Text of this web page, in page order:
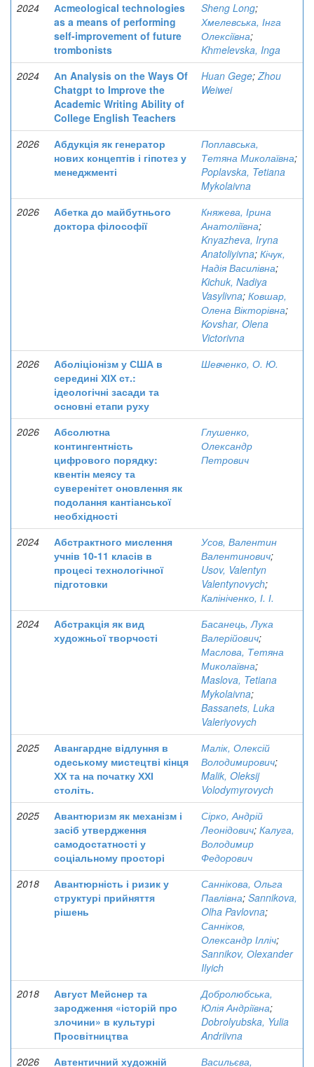
2024
Аcmeological technologies
as a means of performing
self-improvement of future
trombonists
Sheng Long;
Хмелевська, Інга
Олексіївна;
Khmelevska, Inga
2024
Аn Analysis on the Ways Of
Chatgpt to Improve the
Academic Writing Ability of
College English Teachers
Huan Gege;Zhou
Weiwei
2026
Абдукція як генератор
нових концептів і гіпотез у
менеджменті
Поплавська,
Тетяна Миколаївна;
Poplavska, Tetiana
Mykolaivna
2026
Абетка до майбутнього
доктора філософії
Княжева, Ірина
Анатоліївна;
Knyazheva, Iryna
Anatoliyivna; Кічук,
Надія Василівна;
Kichuk, Nadiya
Vasylivna; Ковшар,
Олена Вікторівна;
Kovshar, Olena
Victorivna
2026
Аболіціонізм у США в
середині ХІХ ст.:
ідеологічні засади та
основні етапи руху
Шевченко, О. Ю.
2026
Абсолютна
контингентність
цифрового порядку:
квентін меясу та
суверенітет оновлення як
подолання кантіанської
необхідності
Глушенко,
Олександр
Петрович
2024
Абстрактного мислення
учнів 10-11 класів в
процесі технологічної
підготовки
Усов, Валентин
Валентинович;
Usov, Valentyn
Valentynovych;
Калініченко, І. І.
2024
Абстракція як вид
художньої творчості
Басанець, Лука
Валерійович;
Маслова, Тетяна
Миколаївна;
Maslova, Tetiana
Mykolaivna;
Bassanets, Luka
Valeriyovych
2025
Авангардне відлуння в
одеському мистецтві кінця
ХХ та на початку ХХІ
століть.
Малік, Олексій
Володимирович;
Malik, Oleksij
Volodymyrovych
2025
Авантюризм як механізм і
засіб утвердження
самодостатності у
соціальному просторі
Сірко, Андрій
Леонідович; Калуга,
Володимир
Федорович
2018
Авантюрність і ризик у
структурі прийняття
рішень
Саннікова, Ольга
Павлівна; Sannikova,
Olha Pavlovna;
Санніков,
Олександр Ілліч;
Sannikov, Оlexander
Ilyich
2018
Август Мейснер та
зародження «історій про
злочини» в культурі
Просвітництва
Добролюбська,
Юлія Андріївна;
Dobrolyubska, Yulia
Andriivna
2026
Автентичний художній Васильєва,